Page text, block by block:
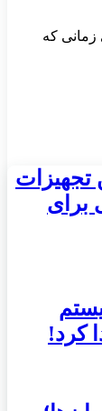
زمانی که
تجهیزات
برای
کرد!